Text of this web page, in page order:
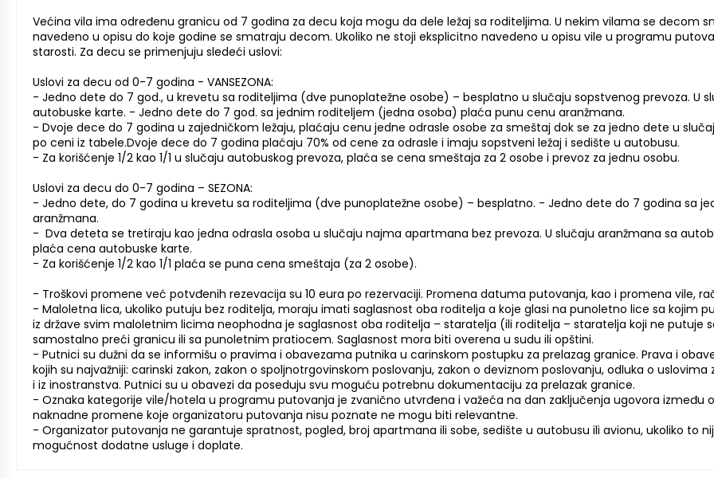
Većina vila ima određenu granicu od 7 godina za decu koja mogu da dele ležaj sa roditeljima. U nekim vilama se decom
navedeno u opisu do koje godine se smatraju decom. Ukoliko ne stoji eksplicitno navedeno u opisu vile u programu
starosti. Za decu se primenjuju sledeći uslovi:
Uslovi za decu od 0-7 godina - VANSEZONA:
- Jedno dete do 7 god., u krevetu sa roditeljima (dve punoplatežne osobe) – besplatno u slučaju sopstvenog prevoza. U
autobuske karte. - Jedno dete do 7 god. sa jednim roditeljem (jedna osoba) plaća punu cenu aranžmana.
- Dvoje dece do 7 godina u zajedničkom ležaju, plaćaju cenu jedne odrasle osobe za smeštaj dok se za jedno dete u
po ceni iz tabele.Dvoje dece do 7 godina plaćaju 70% od cene za odrasle i imaju sopstveni ležaj i sedište u autobusu.
- Za korišćenje 1/2 kao 1/1 u slučaju autobuskog prevoza, plaća se cena smeštaja za 2 osobe i prevoz za jednu osobu.
Uslovi za decu do 0-7 godina – SEZONA:
- Jedno dete, do 7 godina u krevetu sa roditeljima (dve punoplatežne osobe) – besplatno. - Jedno dete do 7 godina sa
aranžmana.
- Dva deteta se tretiraju kao jedna odrasla osoba u slučaju najma apartmana bez prevoza. U slučaju aranžmana sa
plaća cena autobuske karte.
- Za korišćenje 1/2 kao 1/1 plaća se puna cena smeštaja (za 2 osobe).
- Troškovi promene već potvđenih rezevacija su 10 eura po rezervaciji. Promena datuma putovanja, kao i promena vile,
- Maloletna lica, ukoliko putuju bez roditelja, moraju imati saglasnost oba roditelja a koje glasi na punoletno lice sa kojim
iz države svim maloletnim licima neophodna je saglasnost oba roditelja – staratelja (ili roditelja – staratelja koji ne
samostalno preći granicu ili sa punoletnim pratiocem. Saglasnost mora biti overena u sudu ili opštini.
- Putnici su dužni da se informišu o pravima i obavezama putnika u carinskom postupku za prelazag granice. Prava i
kojih su najvažniji: carinski zakon, zakon o spoljnotrgovinskom poslovanju, zakon o deviznom poslovanju, odluka o
i iz inostranstva. Putnici su u obavezi da poseduju svu moguću potrebnu dokumentaciju za prelazak granice.
- Oznaka kategorije vile/hotela u programu putovanja je zvanično utvrđena i važeća na dan zaključenja ugovora
naknadne promene koje organizatoru putovanja nisu poznate ne mogu biti relevantne.
- Organizator putovanja ne garantuje spratnost, pogled, broj apartmana ili sobe, sedište u autobusu ili avionu, ukoliko to
mogućnost dodatne usluge i doplate.